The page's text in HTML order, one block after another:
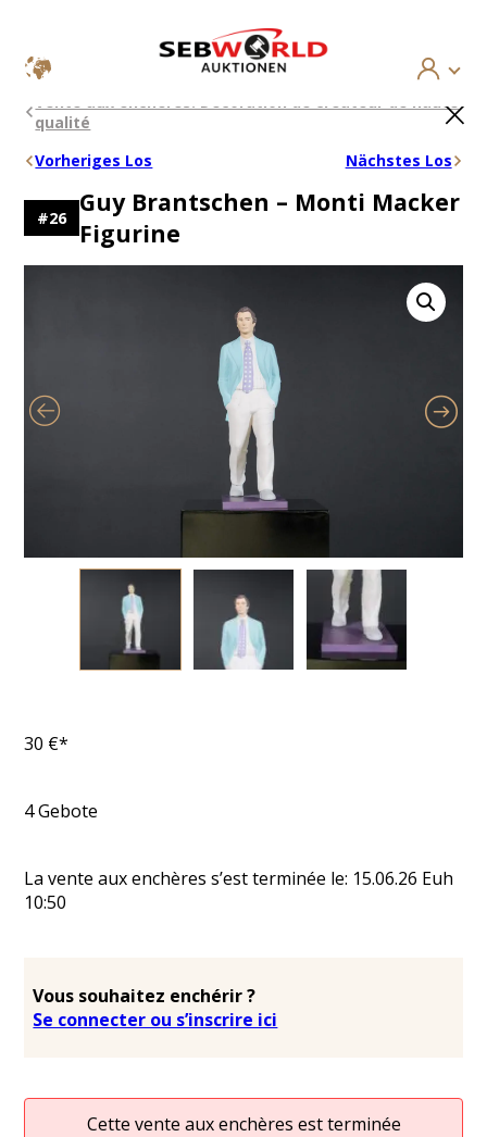
Aller
contenu
Vente aux enchères: Décoration de créateur de haute
qualité
Vorheriges Los
Nächstes Los
#26
Guy Brantschen – Monti Macker
Figurine
30 €*
4Gebote
La vente aux enchères s’est terminée le: 15.06.26 Euh
10:50
Vous souhaitez enchérir ?
Se connecter ou s’inscrire ici
Cette vente aux enchères est terminée
×